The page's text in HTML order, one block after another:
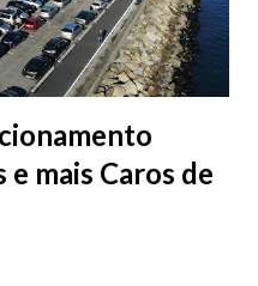
mais Caros de